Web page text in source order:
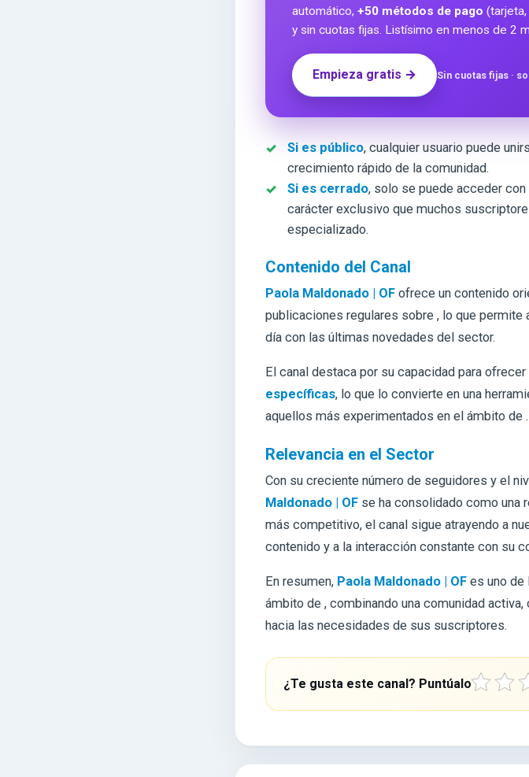
automático, +50 métodos de pago
y sin cuotas fijas. Listísimo en menos de 2
Empieza gratis → Sin cuotas fijas ·
Si es público, cualquier usuario puede
crecimiento rápido de la comunidad.
Si es cerrado, solo se puede acceder
carácter exclusivo que muchos
especializado.
Contenido del Canal
Paola Maldonado | OF ofrece un contenido
publicaciones regulares sobre , lo que permite
día con las últimas novedades del sector.
El canal destaca por su capacidad para ofrecer
específicas, lo que lo convierte en una
aquellos más experimentados en el ámbito de .
Relevancia en el Sector
Con su creciente número de seguidores y el
Maldonado | OF se ha consolidado como una
más competitivo, el canal sigue atrayendo a
contenido y a la interacción constante con su
En resumen, Paola Maldonado | OF es uno de
ámbito de , combinando una comunidad
hacia las necesidades de sus suscriptores.
¿Te gusta este canal? Puntúalo